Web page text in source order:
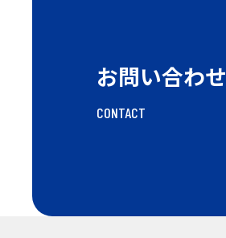
お問い合わせ
CONTACT